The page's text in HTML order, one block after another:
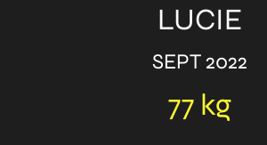
LUCIE
SEPT 2022
77 kg